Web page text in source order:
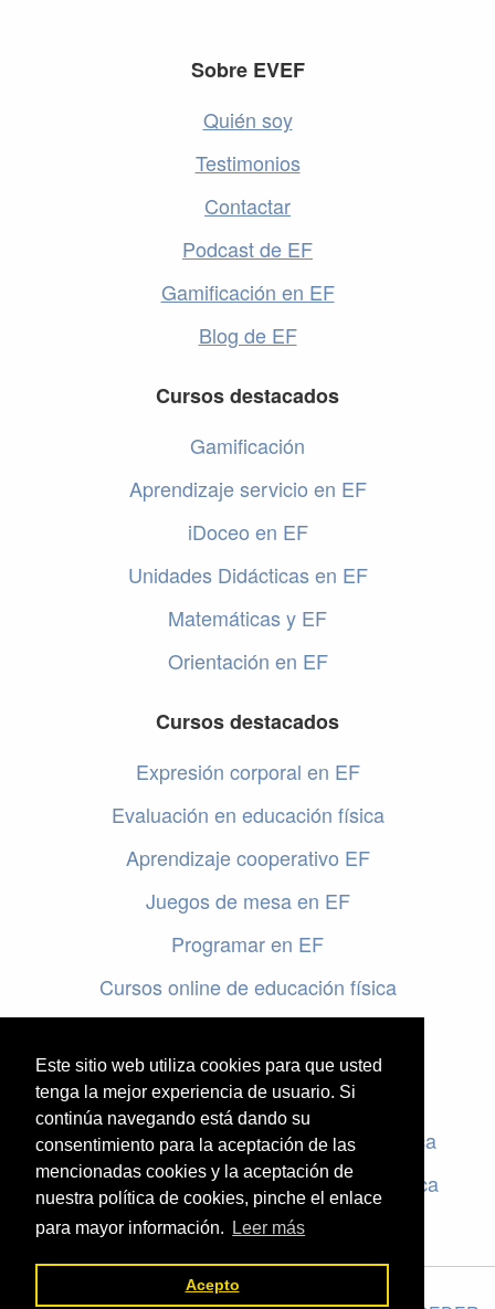
Este sitio web utiliza cookies para que usted
tenga la mejor experiencia de usuario. Si
continúa navegando está dando su
consentimiento para la aceptación de las
mencionadas cookies y la aceptación de
nuestra política de cookies, pinche el enlace
para mayor información.
Leer más
Acepto
Sobre EVEF
Quién soy
Testimonios
Contactar
Podcast de EF
Gamificación en EF
Blog de EF
Cursos destacados
Gamificación
Aprendizaje servicio en EF
iDoceo en EF
Unidades Didácticas en EF
Matemáticas y EF
Orientación en EF
Cursos destacados
Expresión corporal en EF
Evaluación en educación física
Aprendizaje cooperativo EF
Juegos de mesa en EF
Programar en EF
Cursos online de educación física
Evaluación en educación física
Criterios de evaluación en educación física
Rúbricas de evaluación en educación física